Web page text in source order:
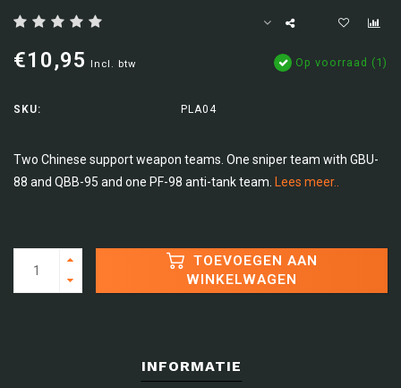
€10,95 Incl. btw Op voorraad (1)
SKU: PLA04
Two Chinese support weapon teams. One sniper team with GBU-
88 and QBB-95 and one PF-98 anti-tank team. Lees meer..
TOEVOEGEN AAN
WINKELWAGEN
INFORMATIE